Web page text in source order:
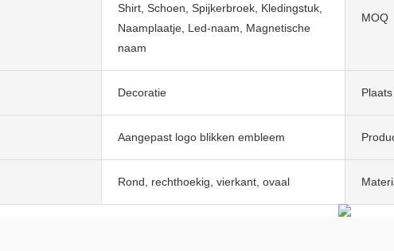
Shirt, Schoen, Spijkerbroek, Kledingstuk,
Naamplaatje, Led-naam, Magnetische
naam
MOQ
Decoratie
Aangepast logo blikken embleem
Rond, rechthoekig, vierkant, ovaal